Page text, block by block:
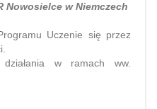
Nowosielce w Niemczech
Uczenie się przez
w ramach ww.